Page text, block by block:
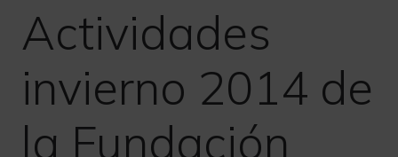
Actividades
invierno 2014 de
la Fundación